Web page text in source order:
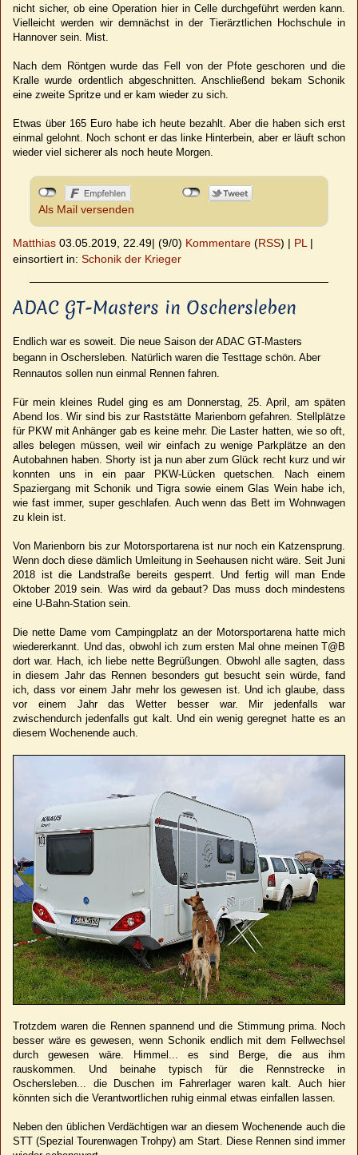
nicht sicher, ob eine Operation hier in Celle durchgeführt werden kann.
Vielleicht werden wir demnächst in der Tierärztlichen Hochschule in
Hannover sein. Mist.
Nach dem Röntgen wurde das Fell von der Pfote geschoren und die
Kralle wurde ordentlich abgeschnitten. Anschließend bekam Schonik
eine zweite Spritze und er kam wieder zu sich.
Etwas über 165 Euro habe ich heute bezahlt. Aber die haben sich erst
einmal gelohnt. Noch schont er das linke Hinterbein, aber er läuft schon
wieder viel sicherer als noch heute Morgen.
Als Mail versenden
Matthias 03.05.2019, 22.49| (9/0) Kommentare (RSS) | PL |
einsortiert in: Schonik der Krieger
ADAC GT-Masters in Oschersleben
Endlich war es soweit. Die neue Saison der ADAC GT-Masters
begann in Oschersleben. Natürlich waren die Testtage schön. Aber
Rennautos sollen nun einmal Rennen fahren.
Für mein kleines Rudel ging es am Donnerstag, 25. April, am späten
Abend los. Wir sind bis zur Raststätte Marienborn gefahren. Stellplätze
für PKW mit Anhänger gab es keine mehr. Die Laster hatten, wie so oft,
alles belegen müssen, weil wir einfach zu wenige Parkplätze an den
Autobahnen haben. Shorty ist ja nun aber zum Glück recht kurz und wir
konnten uns in ein paar PKW-Lücken quetschen. Nach einem
Spaziergang mit Schonik und Tigra sowie einem Glas Wein habe ich,
wie fast immer, super geschlafen. Auch wenn das Bett im Wohnwagen
zu klein ist.
Von Marienborn bis zur Motorsportarena ist nur noch ein Katzensprung.
Wenn doch diese dämlich Umleitung in Seehausen nicht wäre. Seit Juni
2018 ist die Landstraße bereits gesperrt. Und fertig will man Ende
Oktober 2019 sein. Was wird da gebaut? Das muss doch mindestens
eine U-Bahn-Station sein.
Die nette Dame vom Campingplatz an der Motorsportarena hatte mich
wiedererkannt. Und das, obwohl ich zum ersten Mal ohne meinen T@B
dort war. Hach, ich liebe nette Begrüßungen. Obwohl alle sagten, dass
in diesem Jahr das Rennen besonders gut besucht sein würde, fand
ich, dass vor einem Jahr mehr los gewesen ist. Und ich glaube, dass
vor einem Jahr das Wetter besser war. Mir jedenfalls war
zwischendurch jedenfalls gut kalt. Und ein wenig geregnet hatte es an
diesem Wochenende auch.
Trotzdem waren die Rennen spannend und die Stimmung prima. Noch
besser wäre es gewesen, wenn Schonik endlich mit dem Fellwechsel
durch gewesen wäre. Himmel... es sind Berge, die aus ihm
rauskommen. Und beinahe typisch für die Rennstrecke in
Oschersleben... die Duschen im Fahrerlager waren kalt. Auch hier
könnten sich die Verantwortlichen ruhig einmal etwas einfallen lassen.
Neben den üblichen Verdächtigen war an diesem Wochenende auch die
STT (Spezial Tourenwagen Trohpy) am Start. Diese Rennen sind immer